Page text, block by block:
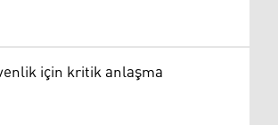
için kritik anlaşma